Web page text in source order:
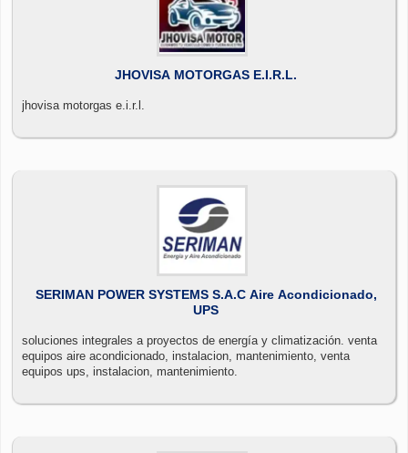
JHOVISA MOTORGAS E.I.R.L.
jhovisa motorgas e.i.r.l.
SERIMAN POWER SYSTEMS S.A.C Aire Acondicionado,
UPS
soluciones integrales a proyectos de energía y climatización. venta
equipos aire acondicionado, instalacion, mantenimiento, venta
equipos ups, instalacion, mantenimiento.